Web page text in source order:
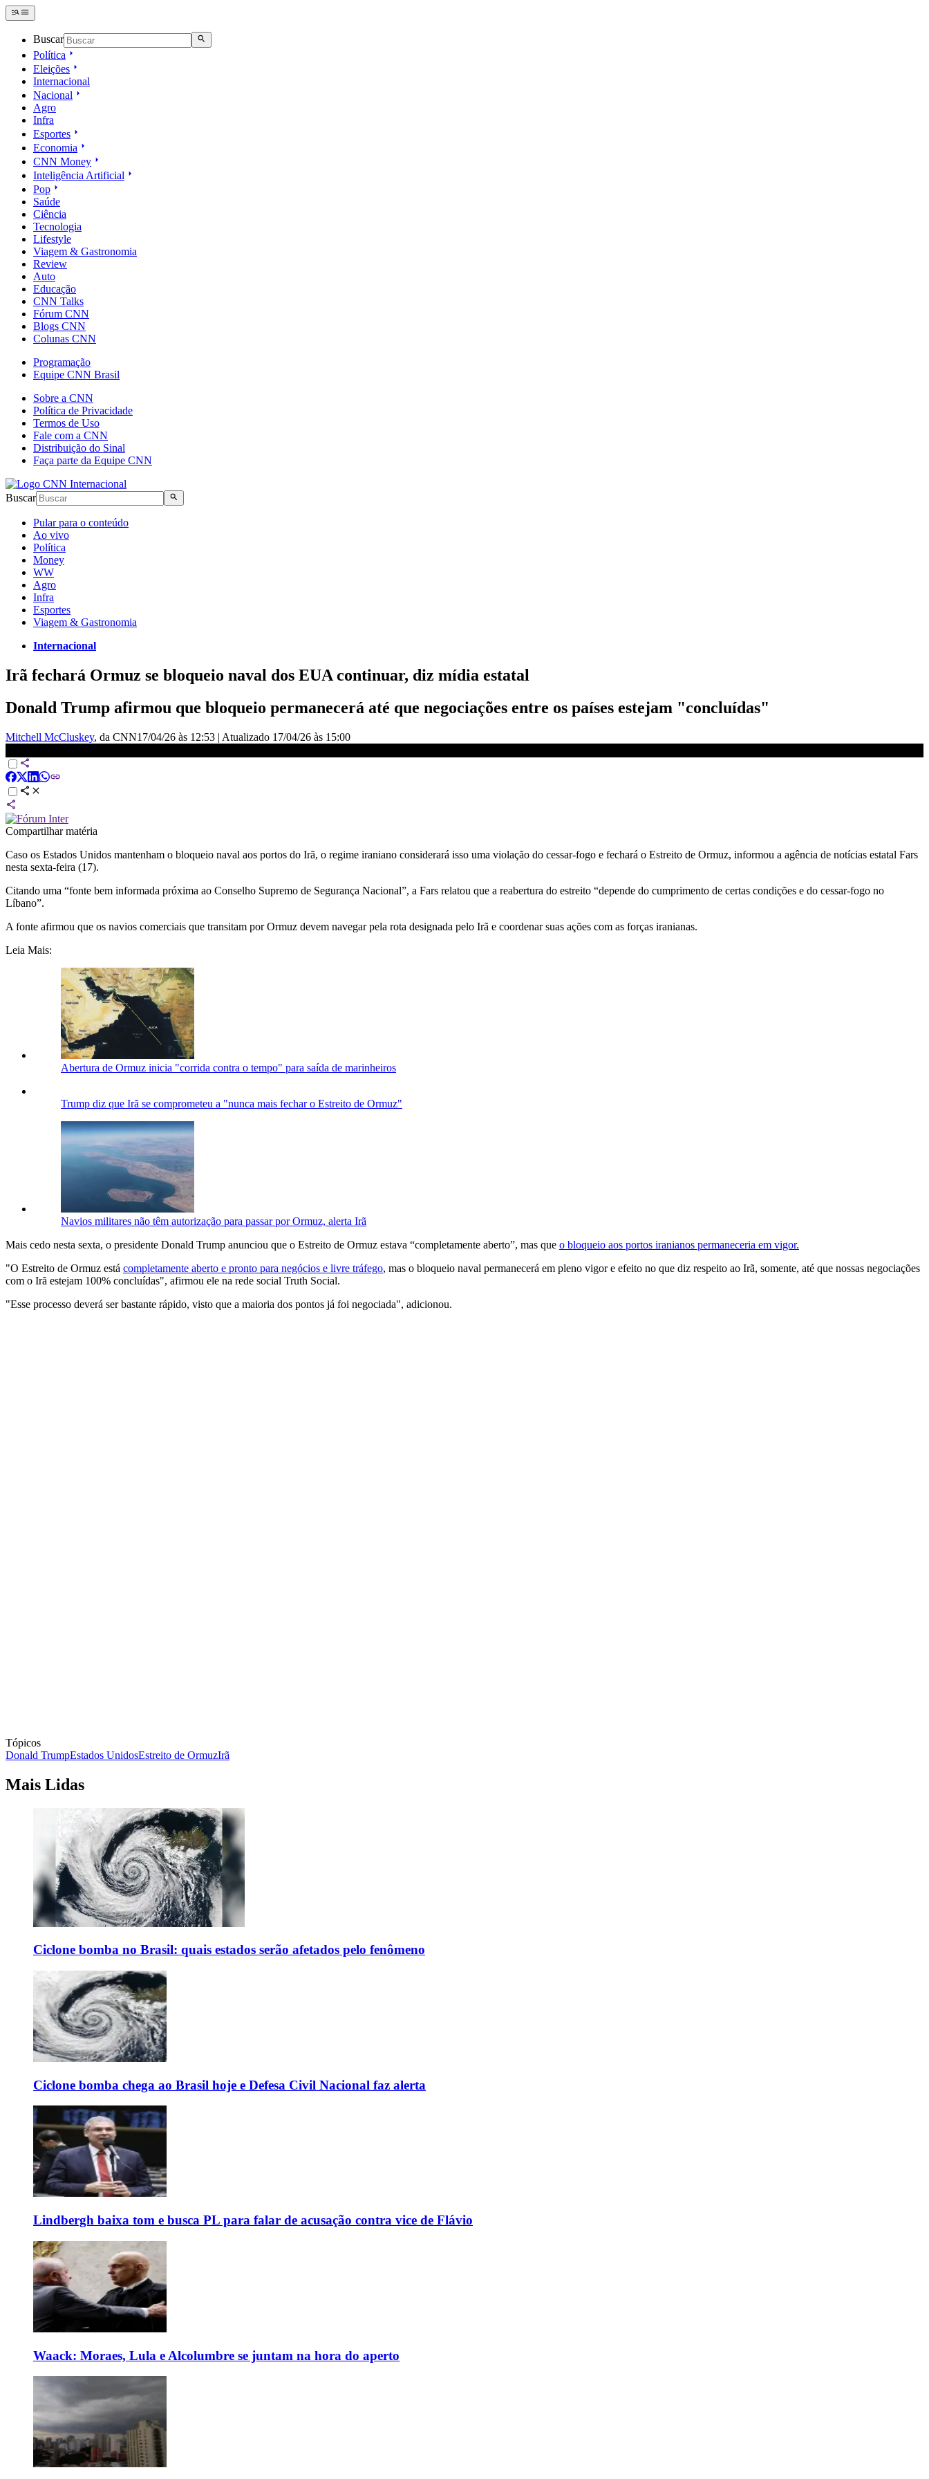
Buscar
Política
Eleições
Internacional
Nacional
Agro
Infra
Esportes
Economia
CNN Money
Inteligência Artificial
Pop
Saúde
Ciência
Tecnologia
Lifestyle
Viagem & Gastronomia
Review
Auto
Educação
CNN Talks
Fórum CNN
Blogs CNN
Colunas CNN
Programação
Equipe CNN Brasil
Sobre a CNN
Política de Privacidade
Termos de Uso
Fale com a CNN
Distribuição do Sinal
Faça parte da Equipe CNN
Buscar
Pular para o conteúdo
Ao vivo
Política
Money
WW
Agro
Infra
Esportes
Viagem & Gastronomia
Internacional
Irã fechará Ormuz se bloqueio naval dos EUA continuar, diz mídia estatal
Donald Trump afirmou que bloqueio permanecerá até que negociações entre os países estejam "concluídas"
Mitchell McCluskey, da CNN17/04/26 às 12:53 | Atualizado 17/04/26 às 15:00
Compartilhar matéria
Caso os Estados Unidos mantenham o bloqueio naval aos portos do Irã, o regime iraniano considerará isso uma violação do cessar-fogo e fechará o Estreito de Ormuz, informou a agência de notícias estatal Fars
nesta sexta-feira (17).
Citando uma “fonte bem informada próxima ao Conselho Supremo de Segurança Nacional”, a Fars relatou que a reabertura do estreito “depende do cumprimento de certas condições e do cessar-fogo no
Líbano”.
A fonte afirmou que os navios comerciais que transitam por Ormuz devem navegar pela rota designada pelo Irã e coordenar suas ações com as forças iranianas.
Leia Mais:
Abertura de Ormuz inicia "corrida contra o tempo" para saída de marinheiros
Trump diz que Irã se comprometeu a "nunca mais fechar o Estreito de Ormuz"
Navios militares não têm autorização para passar por Ormuz, alerta Irã
Mais cedo nesta sexta, o presidente Donald Trump anunciou que o Estreito de Ormuz estava “completamente aberto”, mas que o bloqueio aos portos iranianos permaneceria em vigor.
"O Estreito de Ormuz está completamente aberto e pronto para negócios e livre tráfego, mas o bloqueio naval permanecerá em pleno vigor e efeito no que diz respeito ao Irã, somente, até que nossas negociações
com o Irã estejam 100% concluídas", afirmou ele na rede social Truth Social.
"Esse processo deverá ser bastante rápido, visto que a maioria dos pontos já foi negociada", adicionou.
Tópicos
Donald TrumpEstados UnidosEstreito de OrmuzIrã
Mais Lidas
Ciclone bomba no Brasil: quais estados serão afetados pelo fenômeno
Ciclone bomba chega ao Brasil hoje e Defesa Civil Nacional faz alerta
Lindbergh baixa tom e busca PL para falar de acusação contra vice de Flávio
Waack: Moraes, Lula e Alcolumbre se juntam na hora do aperto